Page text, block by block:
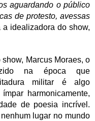
aguardando o público
de protesto, avessas
a idealizadora do show,
Marcus Moraes, o
na época que
militar é algo
harmonicamente,
de poesia incrível.
lugar no mundo